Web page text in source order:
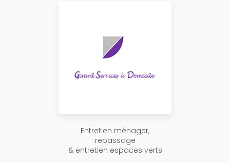
Entretien ménager,
repassage
& entretien espaces verts